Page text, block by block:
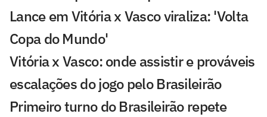
Lance em Vitória x Vasco viraliza: 'Volta
Copa do Mundo'
Vitória x Vasco: onde assistir e prováveis
escalações do jogo pelo Brasileirão
Primeiro turno do Brasileirão repete